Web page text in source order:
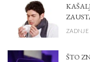
ZADNJE
ŠTO